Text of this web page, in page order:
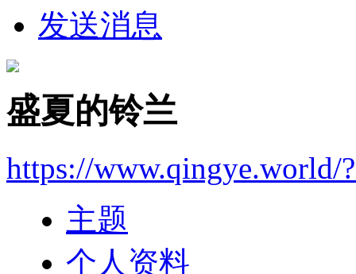
发送消息
盛夏的铃兰
https://www.qingye.world/
主题
个人资料